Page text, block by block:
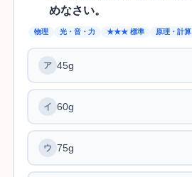
めなさい。
物理 光・音・力 ★★★ 標準 原理・計算
45g
60g
75g